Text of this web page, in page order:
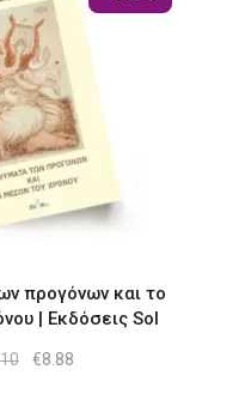
προγόνων και το
| Εκδόσεις Sol
Original
€8.88Η